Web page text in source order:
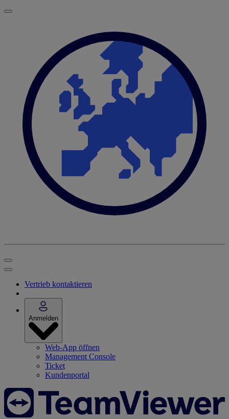
Vertrieb kontaktieren
Anmelden
Web-App öffnen
Management Console
Ticket
Kundenportal